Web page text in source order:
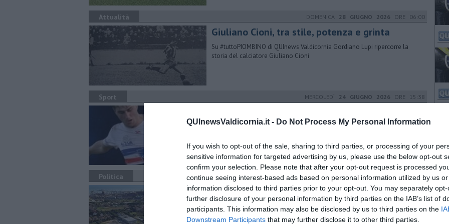
QUInewsValdicornia.it - Do Not Process My Personal Information
If you wish to opt-out of the sale, sharing to third parties, or processing of your
sensitive information for targeted advertising by us, please use the below opt-out
confirm your selection. Please note that after your opt-out request is processed
continue seeing interest-based ads based on personal information utilized by us
information disclosed to third parties prior to your opt-out. You may separately
further disclosure of your personal information by third parties on the IAB’s list of
participants. This information may also be disclosed by us to third parties on the
Downstream Participants that may further disclose it to other third parties.
Attualità DOMENICA 28 GIUGNO 2026 ORE 06:00
​Giuliano Cioni, tra stile, potenza e grinta
Su #tuttoPIOMBINO di QUInews Valdicornia Gordiano Lupi ripercorre la
storia del calciatore Giuliano Cioni
Sport MERCOLEDÌ 24 GIUGNO 2026 ORE 15:38
Juniores, partenze, nuovi arrivi e ipotesi di girone. Il punto con Gordiano
Politica MARTEDÌ23 GIUGNO 2026ORE 10:23
Progetto Get Energy, "Sindaco Ferrari chiarisca"
Piombino Domani e Sinistra Italiana Avs hanno rilanciato i contenuti
dell'interrogazione in vista della scadenza del 4 Luglio